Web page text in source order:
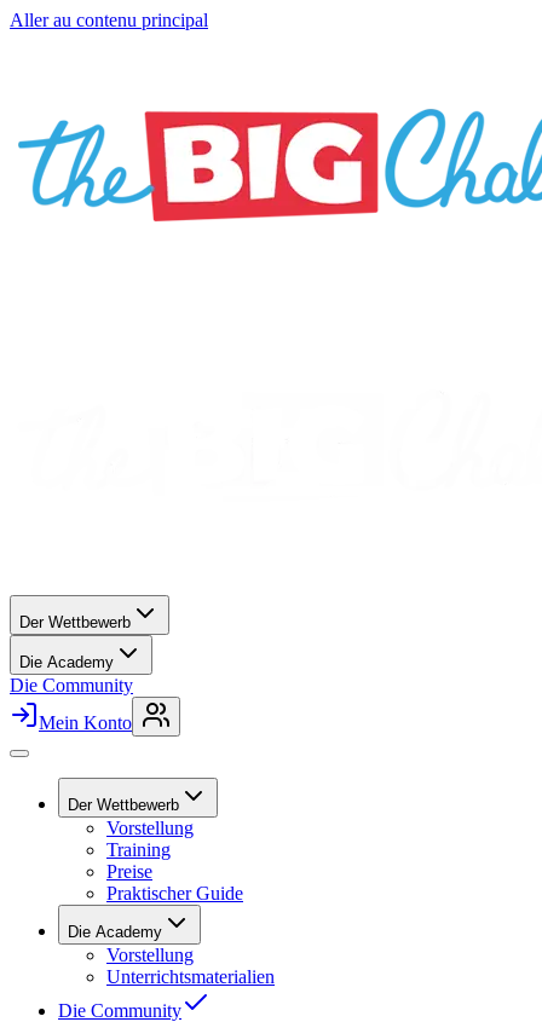
Aller au contenu principal
Der Wettbewerb
Die Academy
Die Community
Mein Konto
Der Wettbewerb
Vorstellung
Training
Preise
Praktischer Guide
Die Academy
Vorstellung
Unterrichtsmaterialien
Die Community